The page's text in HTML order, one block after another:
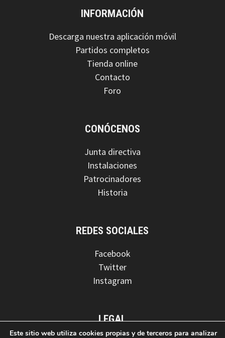
INFORMACIÓN
Descarga nuestra aplicación móvil
Partidos completos
Tienda online
Contacto
Foro
CONÓCENOS
Junta directiva
Instalaciones
Patrocinadores
Historia
REDES SOCIALES
Facebook
Twitter
Instagram
LEGAL
Este sitio web utiliza cookies propias y de terceros para analizar